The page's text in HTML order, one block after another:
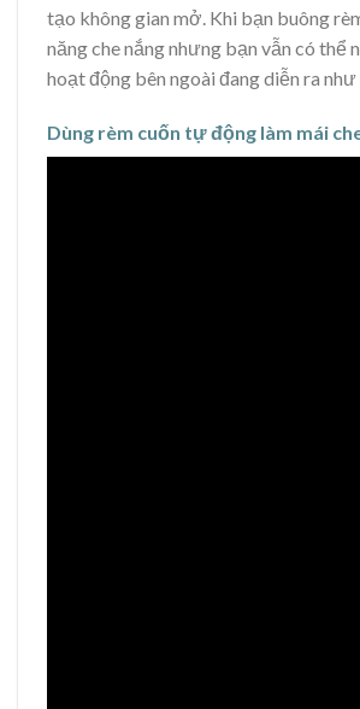
tạo không gian mở. Khi bạn buông
năng che nắng nhưng bạn vẫn có thể
hoạt động bên ngoài đang diễn ra như
Dùng rèm cuốn tự động làm mái